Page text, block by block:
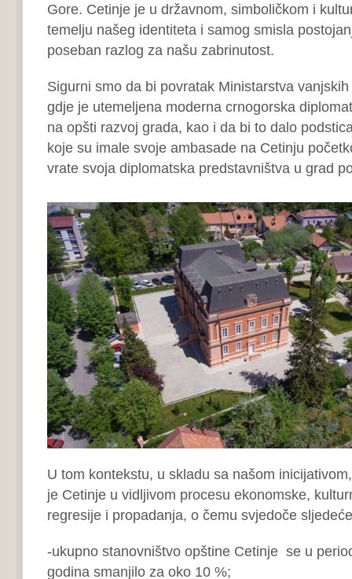
Gore. Cetinje je u državnom, simboličkom i
temelju našeg identiteta i samog smisla
poseban razlog za našu zabrinutost.
Sigurni smo da bi povratak Ministarstva
gdje je utemeljena moderna crnogorska
na opšti razvoj grada, kao i da bi to dalo
koje su imale svoje ambasade na Cetinju
vrate svoja diplomatska predstavništva u grad
U tom kontekstu, u skladu sa našom
je Cetinje u vidljivom procesu ekonomske,
regresije i propadanja, o čemu svjedoče
-ukupno stanovništvo opštine Cetinje se u
godina smanjilo za oko 10 %;